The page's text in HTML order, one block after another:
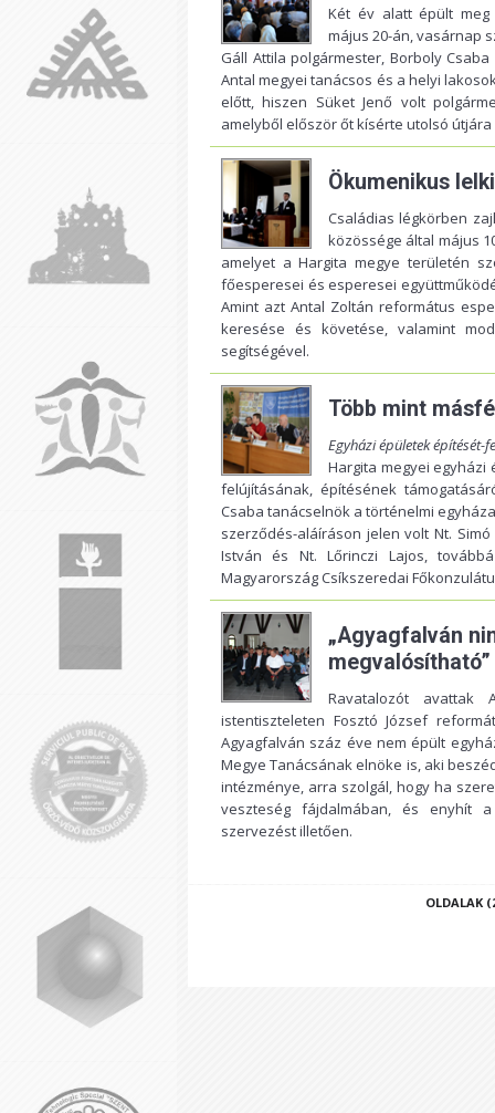
Két év alatt épült meg
május 20-án, vasárnap
Gáll Attila polgármester, Borboly
Antal megyei tanácsos és a helyi
előtt, hiszen Süket Jenő volt
amelyből először őt kísérte utolsó
Ökumenikus
Családias légkörben
közössége által május
amelyet a Hargita megye területén
főesperesei és esperesei
Amint azt Antal Zoltán református
keresése és követése, valamint
segítségével.
Több mint
Egyházi épületek
Hargita megyei
felújításának, építésének
Csaba tanácselnök a történelmi
szerződés-aláíráson jelen volt Nt.
István és Nt. Lőrinczi Lajos,
Magyarország Csíkszeredai
„Agyagfalván
megvalósítható”
Ravatalozót avattak
istentiszteleten Fosztó József
Agyagfalván száz éve nem épült
Megye Tanácsának elnöke is, aki
intézménye, arra szolgál, hogy ha
veszteség fájdalmában, és enyhít
szervezést illetően.
OLDALAK